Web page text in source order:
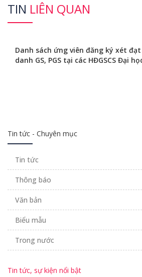
TIN LIÊN QUAN
Danh sách ứng viên đăng ký xét
danh GS, PGS tại các HĐGSCS Đại
Tin tức - Chuyên mục
Tin tức
Thông báo
Văn bản
Biểu mẫu
Trong nước
Tin tức, sự kiện nổi bật